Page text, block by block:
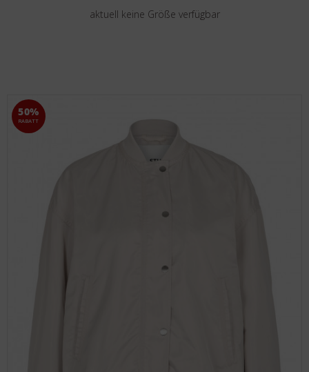
aktuell keine Größe verfügbar
50%
RABATT